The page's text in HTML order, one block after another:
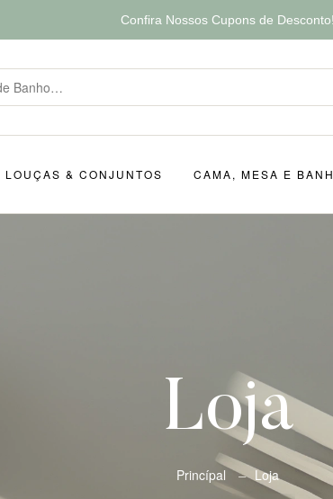
Confira Nossos Cupons de Desconto!
LOUÇAS & CONJUNTOS CAMA, MESA E
Loja
Princípal Loja